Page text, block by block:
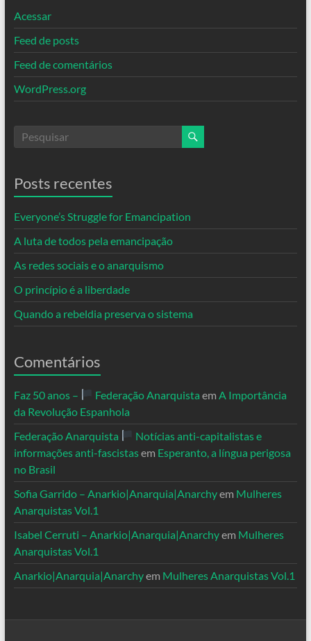
Acessar
Feed de posts
Feed de comentários
WordPress.org
Posts recentes
Everyone’s Struggle for Emancipation
A luta de todos pela emancipação
As redes sociais e o anarquismo
O princípio é a liberdade
Quando a rebeldia preserva o sistema
Comentários
Faz 50 anos – Federação Anarquista em A Importância
da Revolução Espanhola
Federação Anarquista
Notícias anti-capitalistas e
informações anti-fascistasem Esperanto, a língua perigosa
no Brasil
Sofia Garrido – Anarkio|Anarquia|Anarchyem Mulheres
Anarquistas Vol.1
Isabel Cerruti – Anarkio|Anarquia|Anarchyem Mulheres
Anarquistas Vol.1
Anarkio|Anarquia|Anarchyem Mulheres Anarquistas Vol.1